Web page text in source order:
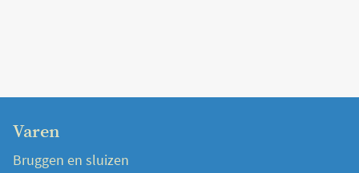
Varen
Bruggen en sluizen